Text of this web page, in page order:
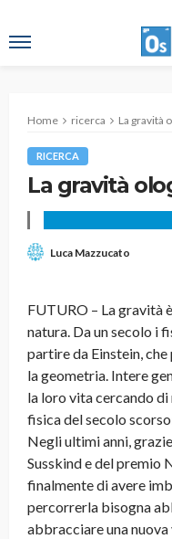
Home ricerca La gravità
RICERCA
La gravità
Luca Mazzucato
FUTURO – La gravità
natura. Da un secolo i
partire da Einstein,
la geometria. Intere
la loro vita cercando
fisica del secolo
Negli ultimi anni,
Susskind e del premio
finalmente di avere
percorrerla bisogna
abbracciare una